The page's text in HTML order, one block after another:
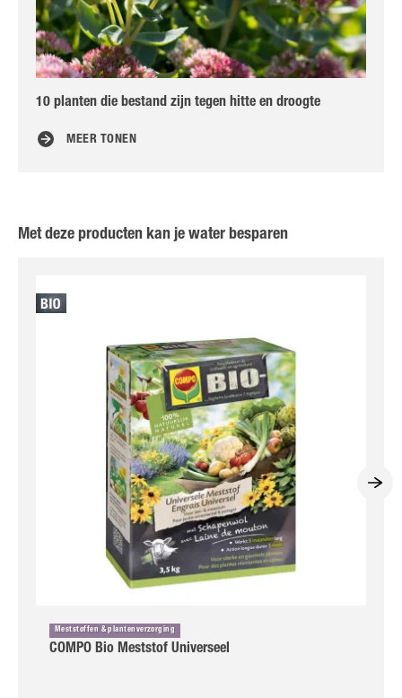
10 planten die bestand zijn tegen hitte en droogte
MEER TONEN
Met deze producten kan je water besparen
Meststoffen & plantenverzorging
COMPO Bio Meststof Universeel